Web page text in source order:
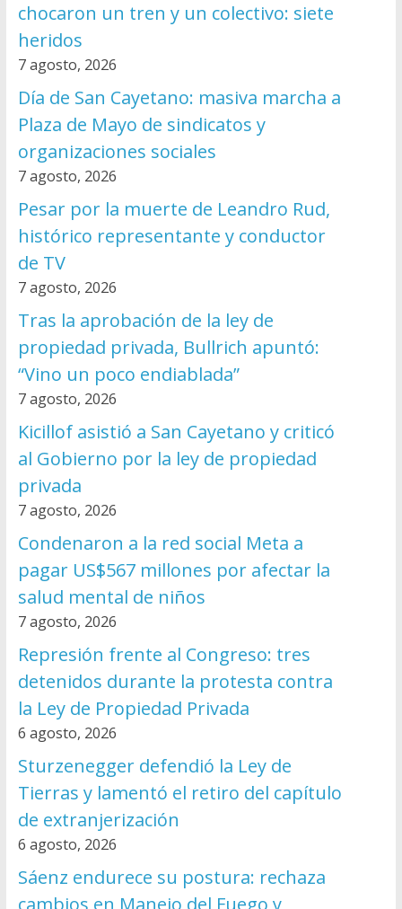
chocaron un tren y un colectivo: siete
heridos
7 agosto, 2026
Día de San Cayetano: masiva marcha a
Plaza de Mayo de sindicatos y
organizaciones sociales
7 agosto, 2026
Pesar por la muerte de Leandro Rud,
histórico representante y conductor
de TV
7 agosto, 2026
Tras la aprobación de la ley de
propiedad privada, Bullrich apuntó:
“Vino un poco endiablada”
7 agosto, 2026
Kicillof asistió a San Cayetano y criticó
al Gobierno por la ley de propiedad
privada
7 agosto, 2026
Condenaron a la red social Meta a
pagar US$567 millones por afectar la
salud mental de niños
7 agosto, 2026
Represión frente al Congreso: tres
detenidos durante la protesta contra
la Ley de Propiedad Privada
6 agosto, 2026
Sturzenegger defendió la Ley de
Tierras y lamentó el retiro del capítulo
de extranjerización
6 agosto, 2026
Sáenz endurece su postura: rechaza
cambios en Manejo del Fuego y